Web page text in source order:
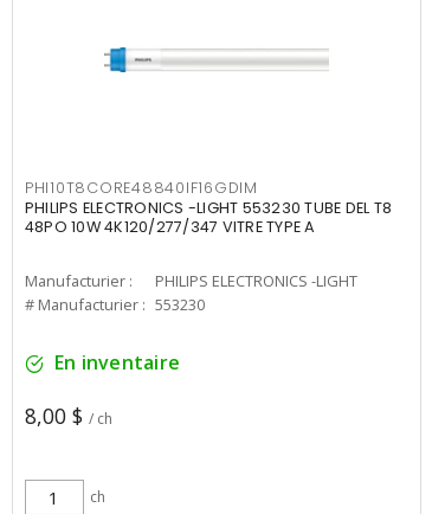
PHI10T8CORE48840IF16GDIM
PHILIPS ELECTRONICS -LIGHT 553230 TUBE DEL T8
48PO 10W 4K120/277/347 VITRE TYPE A
Manufacturier :
PHILIPS ELECTRONICS -LIGHT
# Manufacturier : 553230
En inventaire
8,00 $ / ch
ch